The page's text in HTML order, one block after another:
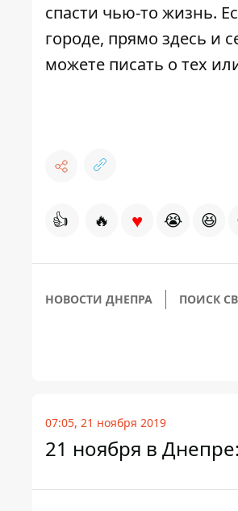
спасти чью-то жизнь.
городе, прямо здесь и
можете писать о тех
👍 🔥 ♥ 😭 😆
НОВОСТИ ДНЕПРА ПОИСК
07:05, 21 ноября 2019
21 ноября в